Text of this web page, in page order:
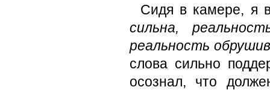
Сидя в камере, я
сильна,
реальность
слова сильно
осознал, что